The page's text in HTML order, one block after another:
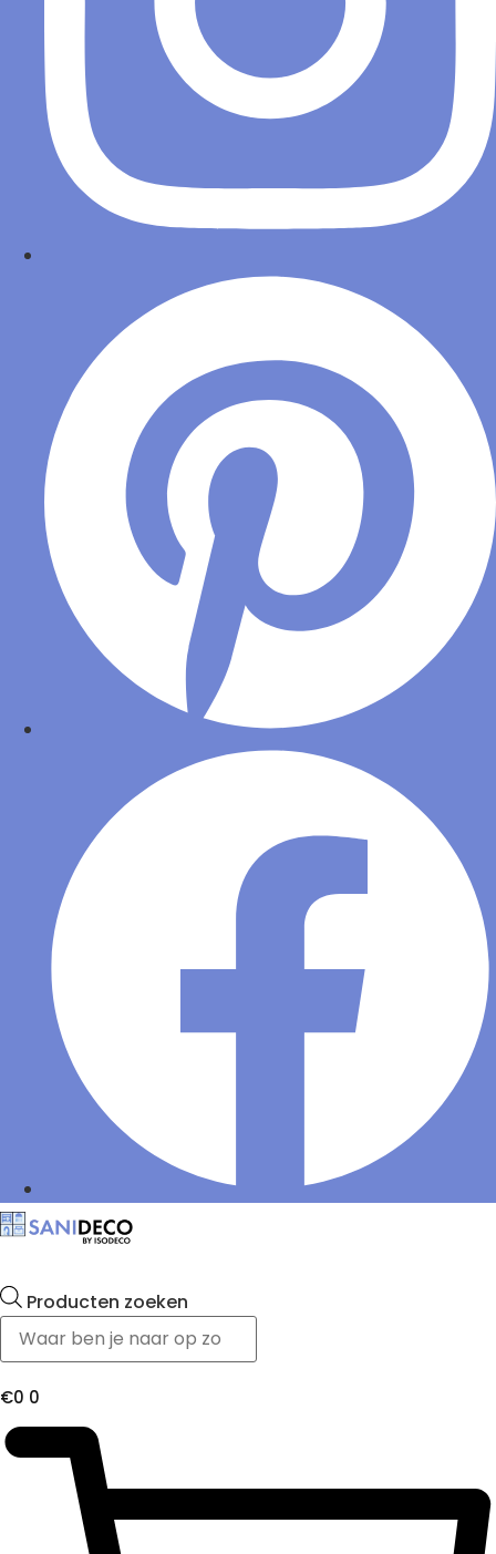
Producten zoeken
€0 0